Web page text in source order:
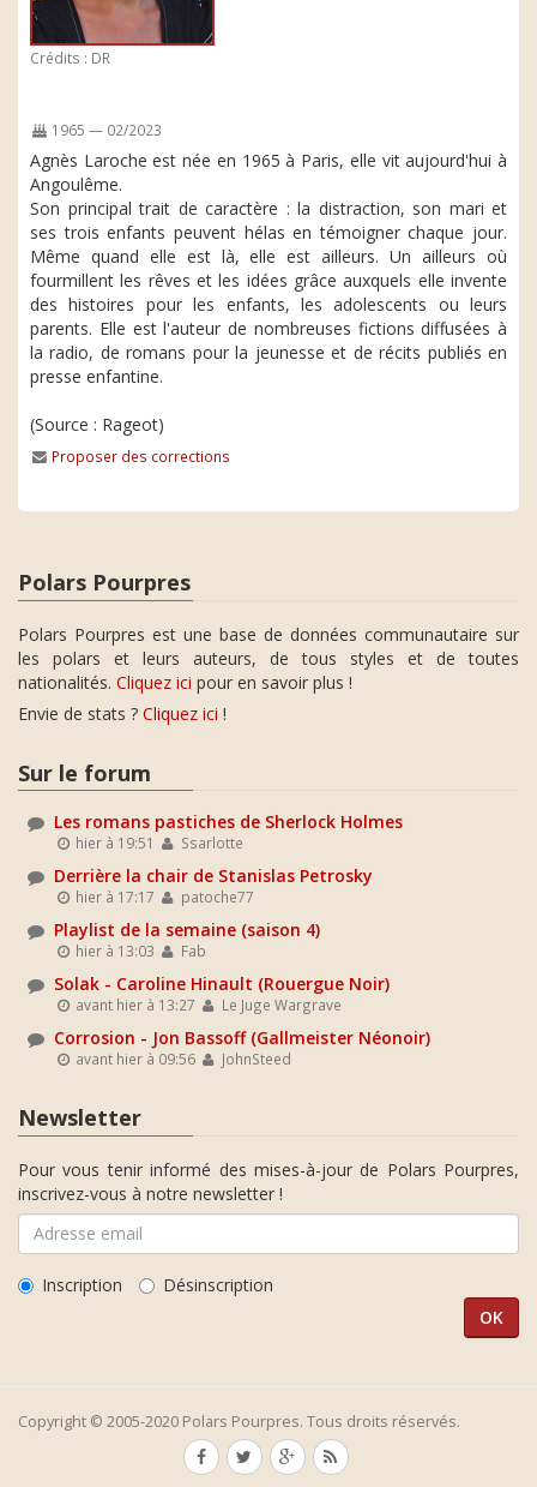
Crédits : DR
1965 — 02/2023
Agnès Laroche est née en 1965 à Paris, elle vit aujourd'hui à
Angoulême.
Son principal trait de caractère : la distraction, son mari et
ses trois enfants peuvent hélas en témoigner chaque jour.
Même quand elle est là, elle est ailleurs. Un ailleurs où
fourmillent les rêves et les idées grâce auxquels elle invente
des histoires pour les enfants, les adolescents ou leurs
parents. Elle est l'auteur de nombreuses fictions diffusées à
la radio, de romans pour la jeunesse et de récits publiés en
presse enfantine.
(Source : Rageot)
Proposer des corrections
Polars Pourpres
Polars Pourpres est une base de données communautaire sur
les polars et leurs auteurs, de tous styles et de toutes
nationalités. Cliquez ici pour en savoir plus !
Envie de stats ? Cliquez ici !
Sur le forum
Les romans pastiches de Sherlock Holmes
hier à 19:51 Ssarlotte
Derrière la chair de Stanislas Petrosky
hier à 17:17 patoche77
Playlist de la semaine (saison 4)
hier à 13:03 Fab
Solak - Caroline Hinault (Rouergue Noir)
avant hier à 13:27 Le Juge Wargrave
Corrosion - Jon Bassoff (Gallmeister Néonoir)
avant hier à 09:56 JohnSteed
Newsletter
Pour vous tenir informé des mises-à-jour de Polars Pourpres,
inscrivez-vous à notre newsletter !
Inscription Désinscription
Copyright © 2005-2020 Polars Pourpres. Tous droits réservés.